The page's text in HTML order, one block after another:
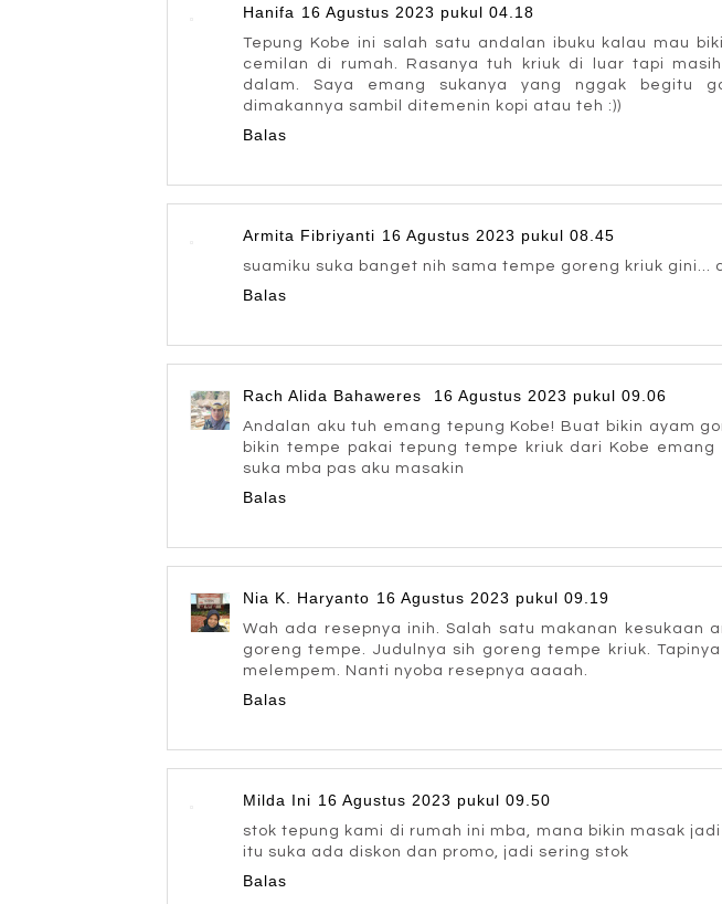
Hanifa 16 Agustus 2023 pukul 04.18
Tepung Kobe ini salah satu andalan ibuku kalau mau
cemilan di rumah. Rasanya tuh kriuk di luar tapi
dalam. Saya emang sukanya yang nggak begitu
dimakannya sambil ditemenin kopi atau teh :))
Balas
Armita Fibriyanti 16 Agustus 2023 pukul 08.45
suamiku suka banget nih sama tempe goreng kriuk gini...
Balas
Rach Alida Bahaweres 16 Agustus 2023 pukul 09.06
Andalan aku tuh emang tepung Kobe! Buat bikin ayam
bikin tempe pakai tepung tempe kriuk dari Kobe emang
suka mba pas aku masakin
Balas
Nia K. Haryanto 16 Agustus 2023 pukul 09.19
Wah ada resepnya inih. Salah satu makanan kesukaan
goreng tempe. Judulnya sih goreng tempe kriuk.
melempem. Nanti nyoba resepnya aaaah.
Balas
Milda Ini 16 Agustus 2023 pukul 09.50
stok tepung kami di rumah ini mba, mana bikin masak
itu suka ada diskon dan promo, jadi sering stok
Balas